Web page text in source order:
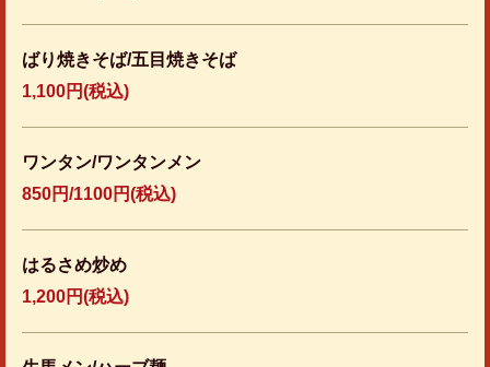
ばり焼きそば/五目焼きそば
1,100円(税込)
ワンタン/ワンタンメン
850円/1100円(税込)
はるさめ炒め
1,200円(税込)